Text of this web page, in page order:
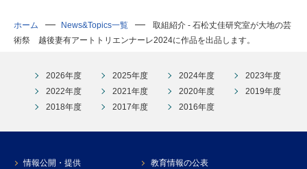
ホーム News&Topics一覧
取組紹介 - 石松丈佳研究室が大地の芸
術祭 越後妻有アートトリエンナーレ2024に作品を出品します。
2026年度 2025年度 2024年度
2023年度
2022年度
2021年度 2020年度
2019年度
2018年度
2017年度 2016年度
情報公開・提供
教育情報の公表